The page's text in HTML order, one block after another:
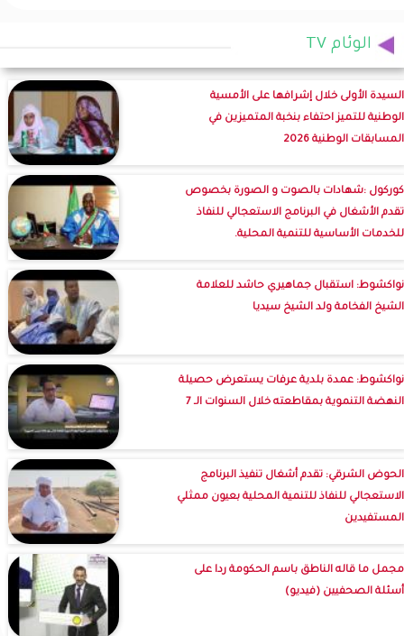
الوئام TV
السيدة الأولى خلال إشرافها على الأمسية
الوطنية للتميز احتفاء بنخبة المتميزين في
المسابقات الوطنية 2026
كوركول :شهادات بالصوت و الصورة بخصوص
تقدم الأشغال في البرنامج الاستعجالي للنفاذ
للخدمات الأساسية للتنمية المحلية.
نواكشوط: استقبال جماهيري حاشد للعلامة
الشيخ الفخامة ولد الشيخ سيديا
نواكشوط: عمدة بلدية عرفات يستعرض حصيلة
النهضة التنموية بمقاطعته خلال السنوات الـ 7
الحوض الشرقي: تقدم أشغال تنفيذ البرنامج
الاستعجالي للنفاذ للتنمية المحلية بعيون ممثلي
المستفيدين
مجمل ما قاله الناطق باسم الحكومة ردا على
أسئلة الصحفيين (فيديو)